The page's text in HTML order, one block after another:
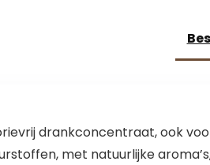
drankconcentraat, ook
met natuurlijke